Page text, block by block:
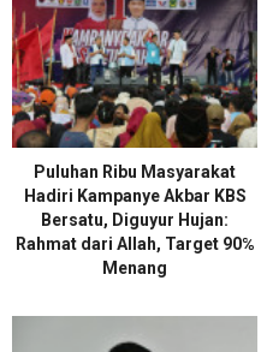
Puluhan Ribu Masyarakat
Hadiri Kampanye Akbar KBS
Bersatu, Diguyur Hujan:
Rahmat dari Allah, Target 90℅
Menang